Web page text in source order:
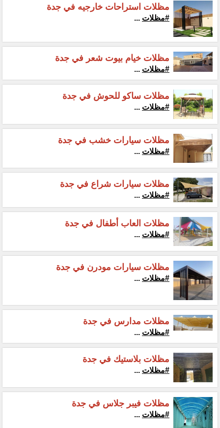
مظلات استراحات خارجيه في جدة
#مظلات ...
مظلات خيام بيوت شعر في جدة
#مظلات ...
مظلات ساكو للحوش في جدة
#مظلات ...
مظلات سيارات خشب في جدة
#مظلات ...
مظلات سيارات شراع في جدة
#مظلات ...
مظلات العاب أطفال في جدة
#مظلات ...
مظلات سيارات مودرن في جدة
#مظلات ...
مظلات مدارس في جدة
#مظلات ...
مظلات بلاستيك في جدة
#مظلات ...
مظلات فيبر جلاس في جدة
#مظلات ...